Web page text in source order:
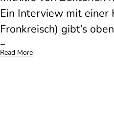
Ein Interview mit einer
Fronkreisch) gibt’s
Read More